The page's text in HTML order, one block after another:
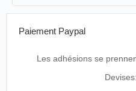
d'un parvenuporte un
Charles Pathé :
Mon enfance ne fut ni gaie ni
pas, comme à tant d'autres, le désir
Paiement Paypal
Les adhésions se
Devises: